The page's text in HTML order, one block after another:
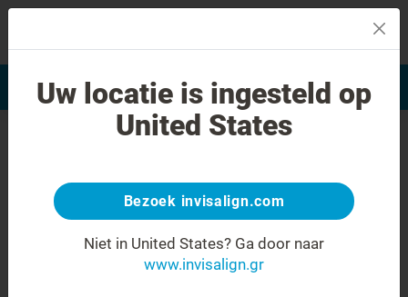
Αξιολόγηση χαμόγελου Εύρεση Ιατρού Invisalign
Σφάλμα 404
Γυρίστε την έκφραση προσώπου
ανάποδα
Αυτή η σελίδα δεν είναι διαθέσιμη, αλλά
Uw locatie is ingesteld op
United States
Bezoek invisalign.com
Niet in United States? Ga door naar
www.invisalign.gr